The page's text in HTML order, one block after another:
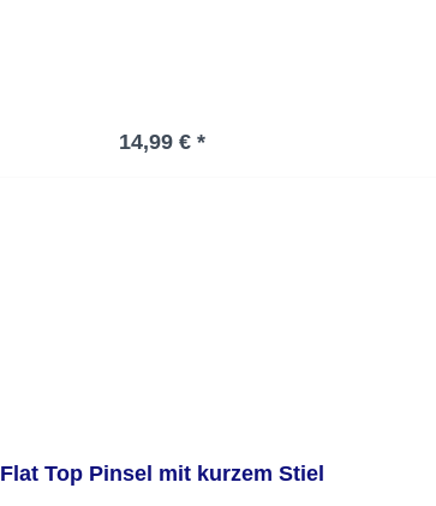
Regulärer Preis:
14,99 € *
Flat Top Pinsel mit kurzem Stiel